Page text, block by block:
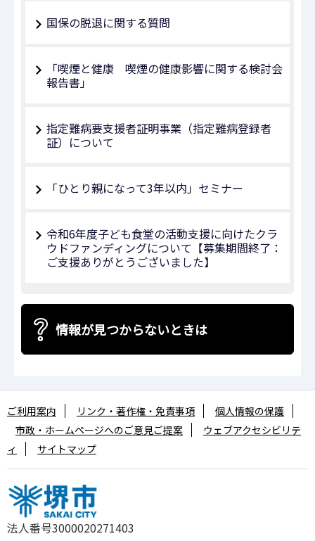
国保の脱退に関する質問
「喫煙と健康 喫煙の健康影響に関する検討会
報告書」
指定難病要支援者証明事業（指定難病登録者
証）について
「ひとり親になって3年以内」セミナー
令和6年度⼦ども⾷堂の活動⽀援に向けたクラ
ウドファンディングについて【募集期間終了：
ご支援ありがとうございました】
情報が見つからないときは
法人番号3000020271403
ご利用案内 リンク・著作権・免責事項
個人情報の保護
市政・ホームページへのご意見ご提案
ウェブアクセシビリテ
ィ
サイトマップ